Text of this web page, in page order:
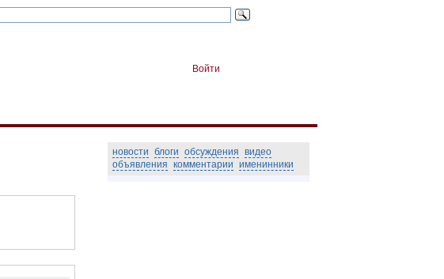
Войти
новости блоги обсуждения видео
объявления комментарии именинники